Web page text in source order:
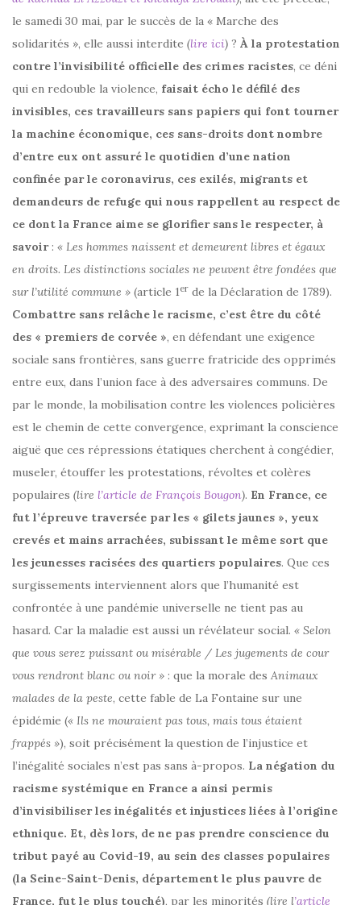
le samedi 30 mai, par le succès de la « Marche des
solidarités », elle aussi interdite (lire ici) ? À la protestation
contre l’invisibilité officielle des crimes racistes, ce déni
qui en redouble la violence, faisait écho le défilé des
invisibles, ces travailleurs sans papiers qui font tourner
la machine économique, ces sans-droits dont nombre
d’entre eux ont assuré le quotidien d’une nation
confinée par le coronavirus, ces exilés, migrants et
demandeurs de refuge qui nous rappellent au respect de
ce dont la France aime se glorifier sans le respecter, à
savoir: « Les hommes naissent et demeurent libres et égaux
en droits. Les distinctions sociales ne peuvent être fondées que
sur l’utilité commune » (article 1er de la Déclaration de 1789).
Combattre sans relâche le racisme, c’est être du côté
des « premiers de corvée », en défendant une exigence
sociale sans frontières, sans guerre fratricide des opprimés
entre eux, dans l’union face à des adversaires communs. De
par le monde, la mobilisation contre les violences policières
est le chemin de cette convergence, exprimant la conscience
aiguë que ces répressions étatiques cherchent à congédier,
museler, étouffer les protestations, révoltes et colères
populaires (lire l’article de François Bougon). En France, ce
fut l’épreuve traversée par les « gilets jaunes », yeux
crevés et mains arrachées, subissant le même sort que
les jeunesses racisées des quartiers populaires. Que ces
surgissements interviennent alors que l’humanité est
confrontée à une pandémie universelle ne tient pas au
hasard. Car la maladie est aussi un révélateur social. « Selon
que vous serez puissant ou misérable / Les jugements de cour
vous rendront blanc ou noir » : que la morale des Animaux
malades de la peste, cette fable de La Fontaine sur une
épidémie (« Ils ne mouraient pas tous, mais tous étaient
frappés »), soit précisément la question de l’injustice et
l’inégalité sociales n’est pas sans à-propos. La négation du
racisme systémique en France a ainsi permis
d’invisibiliser les inégalités et injustices liées à l’origine
ethnique. Et, dès lors, de ne pas prendre conscience du
tribut payé au Covid-19, au sein des classes populaires
(la Seine-Saint-Denis, département le plus pauvre de
France, fut le plus touché), par les minorités (lire l’article